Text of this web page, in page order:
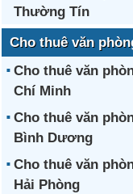
Thường Tín
Cho thuê văn
Cho thuê văn
Chí Minh
Cho thuê văn
Bình Dương
Cho thuê văn
Hải Phòng